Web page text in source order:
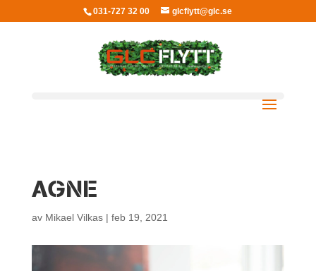
031-727 32 00 glcflytt@glc.se
AGNE
av Mikael Vilkas| feb 19, 2021